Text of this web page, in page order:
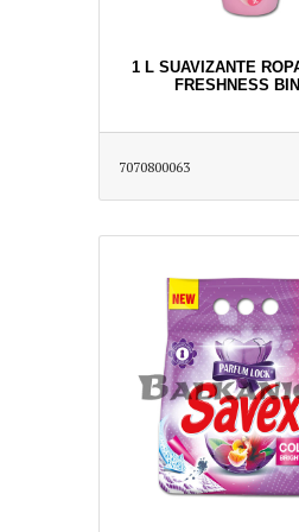
1 L SUAVIZANTE
FRESHNESS
7070800063